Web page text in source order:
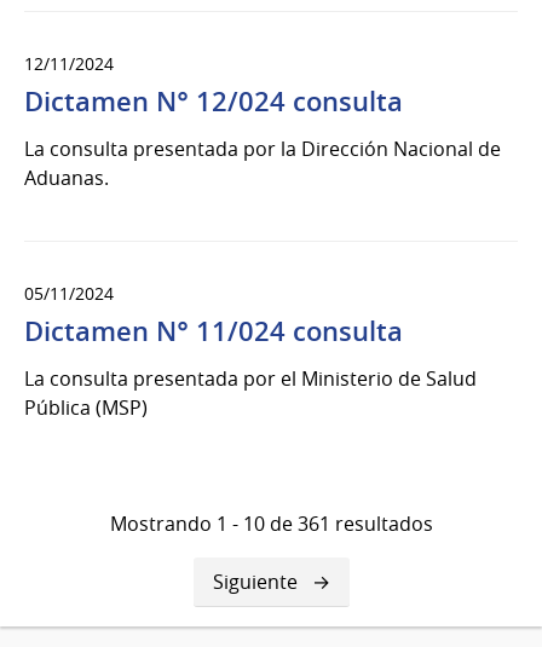
12/11/2024
Dictamen N° 12/024 consulta
La consulta presentada por la Dirección Nacional de
Aduanas.
05/11/2024
Dictamen N° 11/024 consulta
La consulta presentada por el Ministerio de Salud
Pública (MSP)
Mostrando 1 - 10 de 361 resultados
Siguiente
página
Siguiente